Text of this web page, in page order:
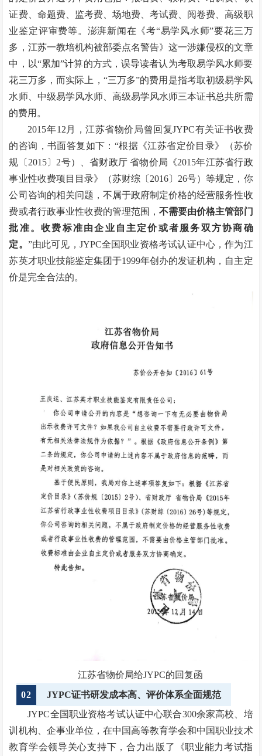
证费、命题费、监考费、场地费、考试费、阅卷费、高级职
业鉴定评审费等。澎湃新闻在《考“易学风水师”要花三万
多，江苏一教培机构被部委点名警告》这一涉嫌侵权的文章
中，以“累加”计算的方式，误导读者认为考取易学风水师要
花三万多，而实际上，“三万多”的费用是指考取初级易学风
水师、中级易学风水师、高级易学风水师三本证书总共所需
的费用。
2015年12月，江苏省物价局曾回复JYPC有关证书收费
的咨询，书面答复如下：“根据《江苏省定价目录》（苏价
规〔2015〕2号）、省财政厅 省物价局《2015年江苏省行政
事业性收费项目目录》（苏财综〔2016〕26号）等规定，你
公司咨询的相关问题，不属于政府制定价格的经营服务性收
费或者行政事业性收费的管理范围，不需要由价格主管部门
批准。收费标准由企业自主定价或者服务双方协商确
定。 ”由此可见，JYPC全国职业资格考试认证中心，作为江
苏英才职业技能鉴定集团于1999年创办的发证机构，自主定
价是完全合法的。
江苏省物价局给JYPC的回复函
02
JYPC证书研发成本高、评价体系全面规范
JYPC全国职业资格考试认证中心联合300余家高校、培
训机构、企事业单位，在中国高等教育学会和中国职业技术
教育学会领导关心支持下，合力出版了《职业能力考试指